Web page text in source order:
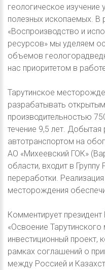
геологическое изучение
полезных ископаемых. В
«Воспроизводство и
ресурсов» мы уделяем
объемов
нас приоритетом в
Тарутинское
разрабатывать
производительностью
течение 9,5 лет. Добытая
автотранспортом на
АО «Михеевский ГОК»
области, входит в
переработки.
месторождения
Комментирует
«Освоение
инвестиционный проект,
рамках соглашений о
между Россией и